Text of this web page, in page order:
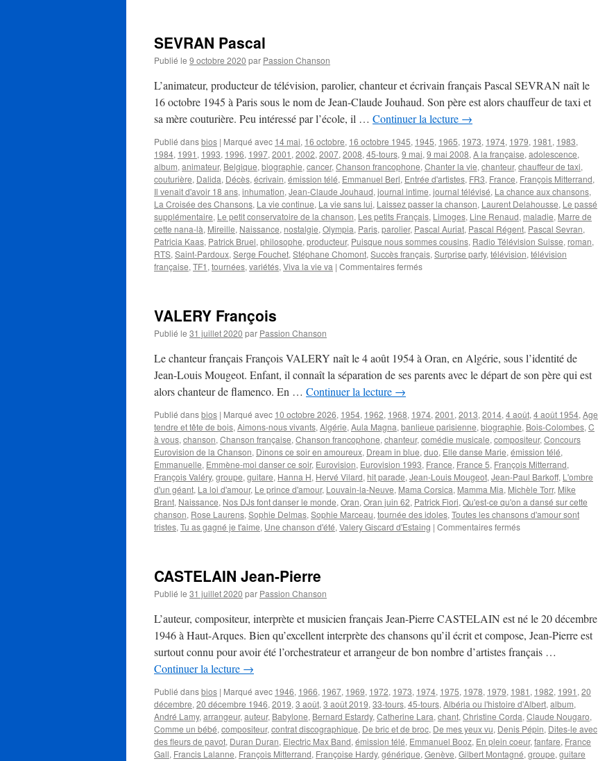
SEVRAN Pascal
Publié le 9 octobre 2020 par Passion Chanson
L’animateur, producteur de télévision, parolier, chanteur et écrivain français Pascal SEVRAN naît le
16 octobre 1945 à Paris sous le nom de Jean-Claude Jouhaud. Son père est alors chauffeur de taxi et
sa mère couturière. Peu intéressé par l’école, il … Continuer la lecture →
Publié dansbios | Marqué avec 14 mai, 16 octobre, 16 octobre 1945, 1945, 1965, 1973, 1974, 1979, 1981 , 1983,
1984, 1991 , 1993, 1996, 1997, 2001 , 2002, 2007, 2008, 45-tours, 9 mai, 9 mai 2008, A la française, adolescence,
album, animateur, Belgique, biographie, cancer, Chanson francophone, Chanter la vie, chanteur, chauffeur de taxi,
couturière, Dalida, Décès, écrivain, émission télé, Emmanuel Berl, Entrée d'artistes, FR3, France, François Mitterrand,
Il venait d'avoir 18 ans, inhumation, Jean-Claude Jouhaud, journal intime, journal télévisé, La chance aux chansons,
La Croisée des Chansons, La vie continue, La vie sans lui, Laissez passer la chanson, Laurent Delahousse, Le passé
supplémentaire, Le petit conservatoire de la chanson, Les petits Français, Limoges, Line Renaud, maladie, Marre de
cette nana-là, Mireille, Naissance, nostalgie, Olympia, Paris, parolier, Pascal Auriat, Pascal Régent, Pascal Sevran,
Patricia Kaas, Patrick Bruel, philosophe, producteur, Puisque nous sommes cousins, Radio Télévision Suisse, roman,
RTS, Saint-Pardoux, Serge Fouchet, Stéphane Chomont, Succès français, Surprise party, télévision, télévision
française, TF1 , tournées, variétés, Viva la vie va | Commentaires ferméssur
VALERY François
Publié le 31 juillet 2020 par Passion Chanson
Le chanteur français François VALERY naît le 4 août 1954 à Oran, en Algérie, sous l’identité de
Jean-Louis Mougeot. Enfant, il connaît la séparation de ses parents avec le départ de son père qui est
alors chanteur de flamenco. En … Continuer la lecture →
Publié dansbios | Marqué avec 10 octobre 2026, 1954, 1962, 1968, 1974, 2001 , 2013, 2014, 4 août, 4 août 1954, Age
tendre et tête de bois, Aimons-nous vivants, Algérie, Aula Magna, banlieue parisienne, biographie, Bois-Colombes, C
à vous, chanson, Chanson française, Chanson francophone, chanteur, comédie musicale, compositeur, Concours
Eurovision de la Chanson, Dînons ce soir en amoureux, Dream in blue, duo, Elle danse Marie, émission télé,
Emmanuelle, Emmène-moi danser ce soir, Eurovision, Eurovision 1993, France, France 5, François Mitterrand,
François Valéry, groupe, guitare, Hanna H, Hervé Vilard, hit parade, Jean-Louis Mougeot, Jean-Paul Barkoff, L'ombre
d'un géant, La loi d'amour, Le prince d'amour, Louvain-la-Neuve, Mama Corsica, Mamma Mia, Michèle Torr, Mike
Brant, Naissance, Nos DJs font danser le monde, Oran, Oran juin 62, Patrick Fiori, Qu'est-ce qu'on a dansé sur cette
chanson, Rose Laurens, Sophie Delmas, Sophie Marceau, tournée des idoles, Toutes les chansons d'amour sont
tristes, Tu as gagné je t'aime, Une chanson d'été, Valery Giscard d'Estaing | Commentaires ferméssur
CASTELAIN Jean-Pierre
Publié le 31 juillet 2020 par Passion Chanson
L’auteur, compositeur, interprète et musicien français Jean-Pierre CASTELAIN est né le 20 décembre
1946 à Haut-Arques. Bien qu’excellent interprète des chansons qu’il écrit et compose, Jean-Pierre est
surtout connu pour avoir été l’orchestrateur et arrangeur de bon nombre d’artistes français …
Continuer la lecture →
Publié dansbios | Marqué avec 1946, 1966, 1967, 1969, 1972, 1973, 1974, 1975, 1978, 1979, 1981 , 1982, 1991 , 20
décembre, 20 décembre 1946, 2019, 3 août, 3 août 2019, 33-tours, 45-tours, Albéria ou l'histoire d'Albert, album,
André Lamy, arrangeur, auteur, Babylone, Bernard Estardy, Catherine Lara, chant, Christine Corda, Claude Nougaro,
Comme un bébé, compositeur, contrat discographique, De bric et de broc, De mes yeux vu, Denis Pépin, Dites-le avec
des fleurs de pavot, Duran Duran, Electric Max Band, émission télé, Emmanuel Booz, En plein coeur, fanfare, France
Gall, Francis Lalanne, François Mitterrand, Françoise Hardy, générique, Genève, Gilbert Montagné, groupe, guitare